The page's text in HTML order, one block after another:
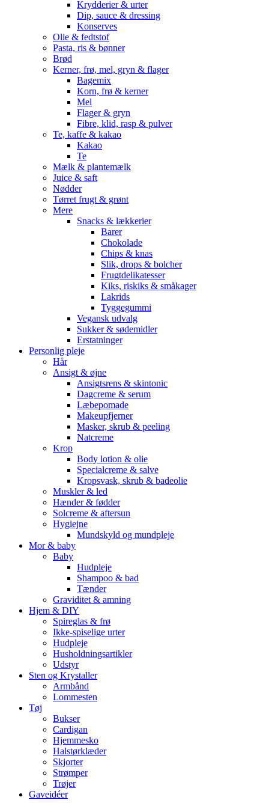
Krydderier & urter
Dip, sauce & dressing
Konserves
Olie & fedtstof
Pasta, ris & bønner
Brød
Kerner, frø, mel, gryn & flager
Bagemix
Korn, frø & kerner
Mel
Flager & gryn
Fibre, klid, rasp & pulver
Te, kaffe & kakao
Kakao
Te
Mælk & plantemælk
Juice & saft
Nødder
Tørret frugt & grønt
Mere
Snacks & lækkerier
Barer
Chokolade
Chips & knas
Slik, drops & bolcher
Frugtdelikatesser
Kiks, riskiks & småkager
Lakrids
Tyggegummi
Vegansk udvalg
Sukker & sødemidler
Erstatninger
Personlig pleje
Hår
Ansigt & øjne
Ansigtsrens & skintonic
Dagcreme & serum
Læbepomade
Makeupfjerner
Masker, skrub & peeling
Natcreme
Krop
Body lotion & olie
Specialcreme & salve
Kropsvask, skrub & badeolie
Muskler & led
Hænder & fødder
Solcreme & aftersun
Hygiejne
Mundskyld og mundpleje
Mor & baby
Baby
Hudpleje
Shampoo & bad
Tænder
Graviditet & amning
Hjem & DIY
Spireglas & frø
Ikke-spiselige urter
Hudpleje
Husholdningsartikler
Udstyr
Sten og Krystaller
Armbånd
Lommesten
Tøj
Bukser
Cardigan
Hjemmesko
Halstørklæder
Skjorter
Strømper
Trøjer
Gaveidéer